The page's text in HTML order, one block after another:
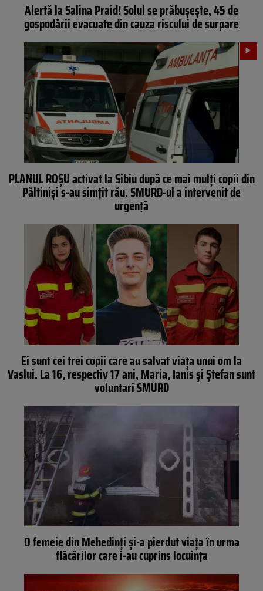
Alertă la Salina Praid! Solul se prăbușește, 45 de
gospodării evacuate din cauza riscului de surpare
PLANUL ROȘU activat la Sibiu după ce mai mulți copii din
Păltiniși s-au simțit rău. SMURD-ul a intervenit de
urgență
Ei sunt cei trei copii care au salvat viața unui om la
Vaslui. La 16, respectiv 17 ani, Maria, Ianis și Ștefan sunt
voluntari SMURD
O femeie din Mehedinți și-a pierdut viața în urma
flăcărilor care i-au cuprins locuința